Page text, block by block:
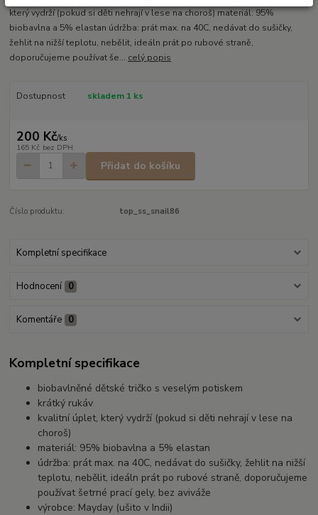
který vydrží (pokud si děti nehrají v lese na choroš) materiál: 95%
biobavlna a 5% elastan údržba: prát max. na 40C, nedávat do sušičky,
žehlit na nižší teplotu, nebělit, ideáln prát po rubové straně,
doporučujeme používat še... celý popis
Dostupnost skladem 1 ks
200 Kč/ks
165 Kč bez DPH
Přidat do košíku
Číslo produktu: top_ss_snail86
Kompletní specifikace
Hodnocení 0
Komentáře 0
Kompletní specifikace
biobavlněné dětské tričko s veselým potiskem
krátký rukáv
kvalitní úplet, který vydrží (pokud si děti nehrají v lese na
choroš)
materiál: 95% biobavlna a 5% elastan
údržba: prát max. na 40C, nedávat do sušičky, žehlit na nižší
teplotu, nebělit, ideáln prát po rubové straně, doporučujeme
používat šetrné prací gely, bez aviváže
výrobce: Mayday (ušito v Indii)